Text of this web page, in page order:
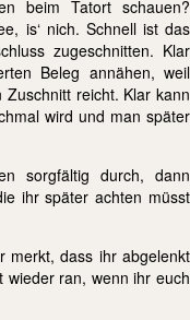
beim Tatort schauen?
is‘ nich. Schnell ist das
zugeschnitten. Klar
Beleg annähen, weil
reicht. Klar kann
wird und man später
sorgfältig durch, dann
ihr später achten müsst
merkt, dass ihr abgelenkt
ran, wenn ihr euch